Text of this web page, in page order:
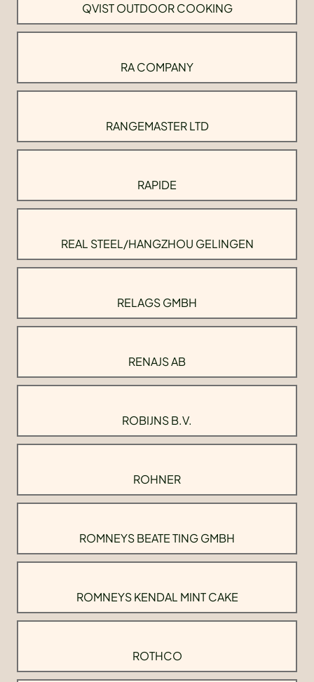
QVIST OUTDOOR COOKING
RA COMPANY
RANGEMASTER LTD
RAPIDE
REAL STEEL/HANGZHOU GELINGEN
RELAGS GMBH
RENAJS AB
ROBIJNS B.V.
ROHNER
ROMNEYS BEATE TING GMBH
ROMNEYS KENDAL MINT CAKE
ROTHCO